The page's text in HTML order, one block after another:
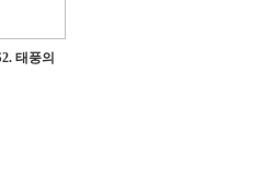
태풍의